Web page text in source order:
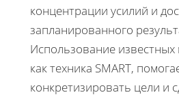
концентрации усилий и
запланированного
Использование известных
как техника SMART,
конкретизировать цели и